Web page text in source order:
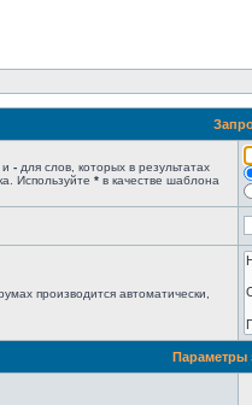
и - для слов, которых в результатах
Используйте * в качестве шаблона
производится автоматически,
Параметры